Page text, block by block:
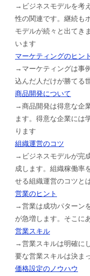
→ビジネスモデルを考
性の関連です。継続も
モデルが続々と出てき
います
マーケティングのヒント
→マーケティングは事
込んだ人だけが勝てる
商品開発について
→商品開発は得意な企
ます。得意な企業には
ります
組織運営のコツ
→ビジネスモデルが完
成します。組織稼働率
せる組織運営のコツと
営業のヒント
→営業は成功パターン
が急増します。そこに
営業スキル
→営業スキルは明確に
要な営業スキルは決ま
価格設定のノウハウ